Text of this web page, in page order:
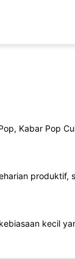
Kabar Pop
produktif,
kecil